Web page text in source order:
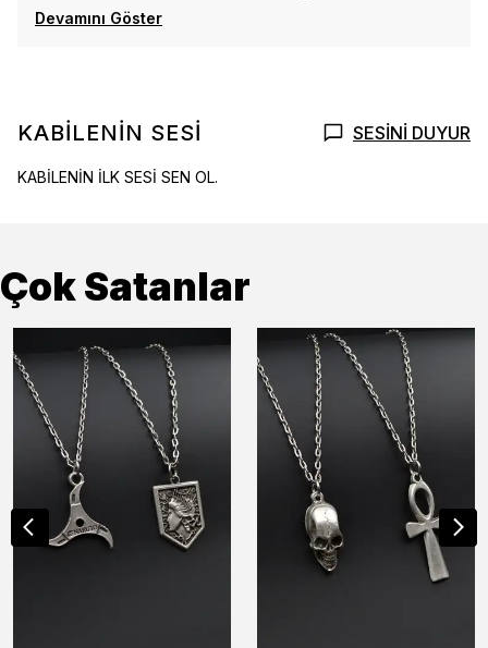
Devamını Göster
KABİLENİN SESİ SESİNİ DUYUR
KABİLENİN İLK SESİ SEN OL.
Çok Satanlar